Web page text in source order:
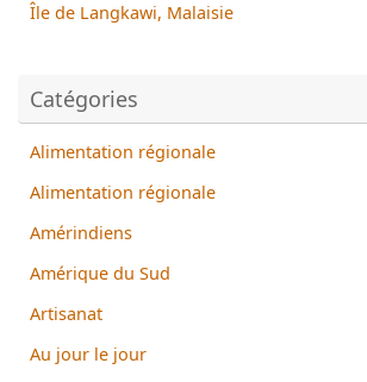
Île de Langkawi, Malaisie
Catégories
Alimentation régionale
Alimentation régionale
Amérindiens
Amérique du Sud
Artisanat
Au jour le jour